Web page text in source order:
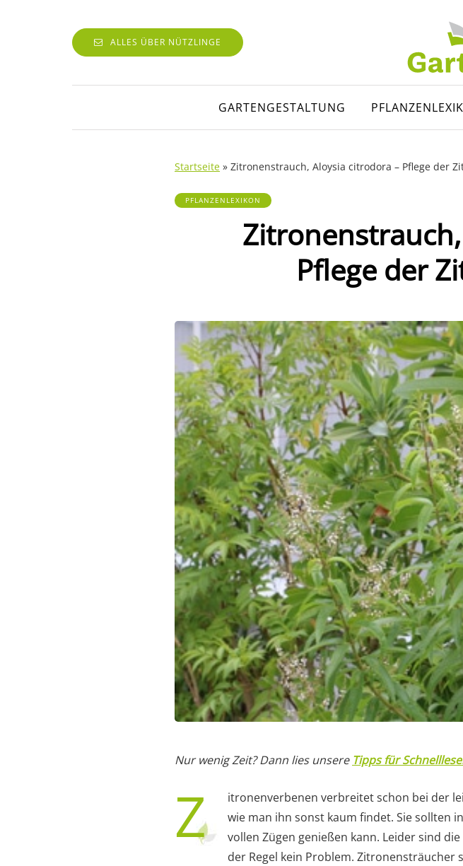
ALLES ÜBER NÜTZLINGE
GARTENGESTALTUNG
Startseite » Zitronenstrauch, Aloysia citrodora – Pflege der
PFLANZENLEXIKON
Pflege der
Nur wenig Zeit? Dann lies unsere Tipps für
Z
itronenverbenen verbreitet schon bei der
wie man ihn sonst kaum findet. Sie sollten
vollen Zügen genießen kann. Leider sind
der Regel kein Problem.